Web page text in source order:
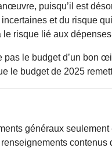
puisqu’il est
et du risque
risque lié aux
pas le budget d’un bon
le budget de 2025
généraux